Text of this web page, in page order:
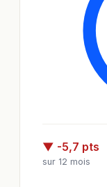
▼ -5,7 pts
sur 12 mois